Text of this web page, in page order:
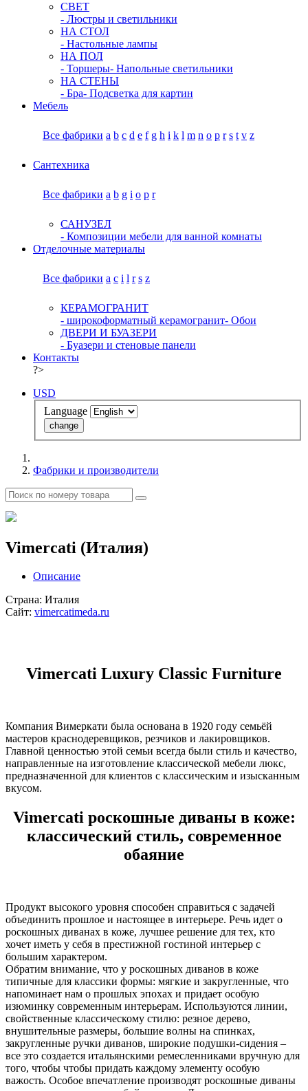
СВЕТ
- Люстры и светильники
НА СТОЛ
- Настольные лампы
НА ПОЛ
- Торшеры- Напольные светильники
НА СТЕНЫ
- Бра- Подсветка для картин
Мебель
Все фабрики a b c d e f g h i k l m n o p r s t v z
Сантехника
Все фабрики a b g i o p r
САНУЗЕЛ
- Композиции мебели для ванной комнаты
Отделочные материалы
Все фабрики a c i l r s z
КЕРАМОГРАНИТ
- широкоформатный керамогранит- Обои
ДВЕРИ И БУАЗЕРИ
- Буазери и стеновые панели
Контакты
?>
USD
Language
change
Фабрики и производители
Vimercati (Италия)
Описание
Cтрана: Италия
Сайт: vimercatimeda.ru
Vimercati Luxury Classic Furniture
Компания Вимеркати была основана в 1920 году семьёй
мастеров краснодеревщиков, резчиков и лакировщиков.
Главной ценностью этой семьи всегда были стиль и качество,
направленные на изготовление классической мебели люкс,
предназначенной для клиентов с классическим и изысканным
вкусом.
Vimercati роскошные диваны в коже:
классический стиль, современное
обаяние
Продукт высокого уровня способен справиться с задачей
объединить прошлое и настоящее в интерьере. Речь идет о
роскошных диванах в коже, лучшее решение для тех, кто
хочет иметь у себя в престижной гостиной интерьер с
большим характером.
Обратим внимание, что у роскошных диванов в коже
типичные для классики формы: мягкие и закругленные, что
напоминает нам о прошлых эпохах и придает особую
изюминку современным интерьерам. Используются линии,
свойственные классическому стилю: резное дерево,
внушительные размеры, большие волны на спинках,
закругленные ручки диванов, широкие подушки-сидения –
все это создается итальянскими ремесленниками вручную для
того, чтобы чтобы придать каждому элементу особую
важость. Особое впечатление производят роскошные диваны